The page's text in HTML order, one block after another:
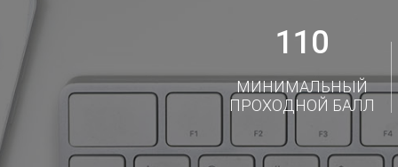
110
МИНИМАЛЬНЫЙ
ПРОХОДНОЙ БАЛЛ